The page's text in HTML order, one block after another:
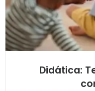
Didática: